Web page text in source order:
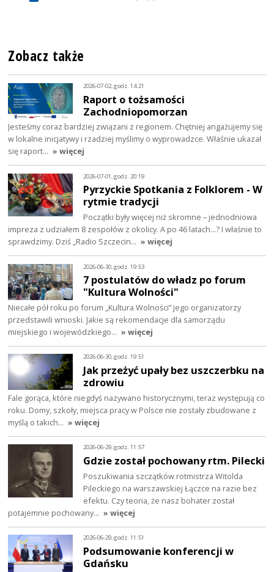
Zobacz także
2026-07-02, godz. 14:21
Raport o tożsamości
Zachodniopomorzan
Jesteśmy coraz bardziej związani z regionem. Chętniej angażujemy się
w lokalne inicjatywy i rzadziej myślimy o wyprowadzce. Właśnie ukazał
się raport… » więcej
2026-07-01, godz. 20:19
Pyrzyckie Spotkania z Folklorem - W
rytmie tradycji
Początki były więcej niż skromne – jednodniowa
impreza z udziałem 8 zespołów z okolicy. A po 46 latach…? I właśnie to
sprawdzimy. Dziś „Radio Szczecin… » więcej
2026-06-30, godz. 19:53
7 postulatów do władz po forum
"Kultura Wolności"
Niecałe pół roku po forum „Kultura Wolności” jego organizatorzy
przedstawili wnioski. Jakie są rekomendacje dla samorządu
miejskiego i wojewódzkiego… » więcej
2026-06-30, godz. 19:51
Jak przeżyć upały bez uszczerbku na
zdrowiu
Fale gorąca, które niegdyś nazywano historycznymi, teraz występują co
roku. Domy, szkoły, miejsca pracy w Polsce nie zostały zbudowane z
myślą o takich… » więcej
2026-06-29, godz. 11:57
Gdzie został pochowany rtm. Pilecki
Poszukiwania szczątków rotmistrza Witolda
Pileckiego na warszawskiej Łączce na razie bez
efektu. Czy teoria, że nasz bohater został
potajemnie pochowany… » więcej
2026-06-29, godz. 11:51
Podsumowanie konferencji w
Gdańsku